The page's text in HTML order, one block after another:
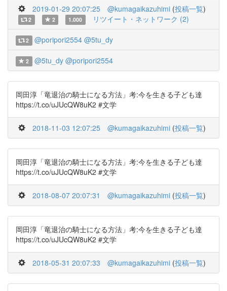
2019-01-29 20:07:25 @kumagaikazuhimi (投稿一覧)
2 2 1.000 リツイート・ネットワーク (2)
2 @poripori2554 @5tu_dy
2 @5tu_dy @poripori2554
岡田淳「竜退治の騎士になる方法」考:今を生きる子ども達
https://t.co/uJUcQW8uK2 #文学
2018-11-03 12:07:25 @kumagaikazuhimi (投稿一覧)
岡田淳「竜退治の騎士になる方法」考:今を生きる子ども達
https://t.co/uJUcQW8uK2 #文学
2018-08-07 20:07:31 @kumagaikazuhimi (投稿一覧)
岡田淳「竜退治の騎士になる方法」考:今を生きる子ども達
https://t.co/uJUcQW8uK2 #文学
2018-05-31 20:07:33 @kumagaikazuhimi (投稿一覧)